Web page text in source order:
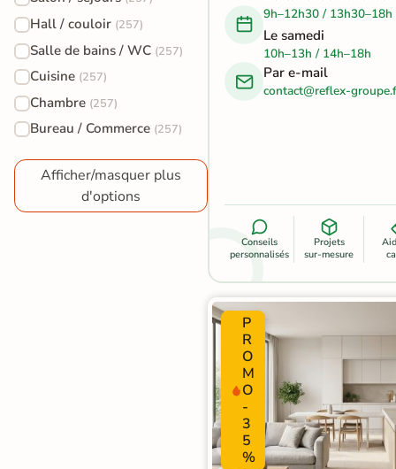
Parement
mural
intérieur
PAR FORME &
DIMENSION
Carrelage
hexagonal
Hall / couloir (257)
Salle de bains / WC (257)
Cuisine (257)
Chambre (257)
Bureau / Commerce (257)
Afficher/masquer plus
d'options
9h–12h30 / 13h30–18h
Le samedi
10h–13h / 14h–18h
Par e-mail
contact@reflex-
Conseils
personnalisés
Projets
sur-mesure
P
R
O
M
O
-
3
5
%